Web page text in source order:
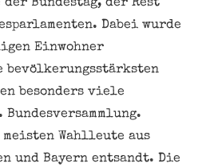
Bundestag, der Rest
Dabei wurde
Einwohner
besonders viele
Wahlleute aus
und Bayern entsandt. Die